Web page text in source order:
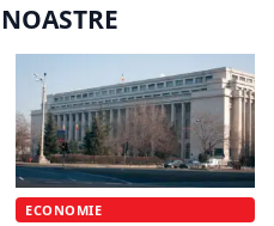
ECONOMIE